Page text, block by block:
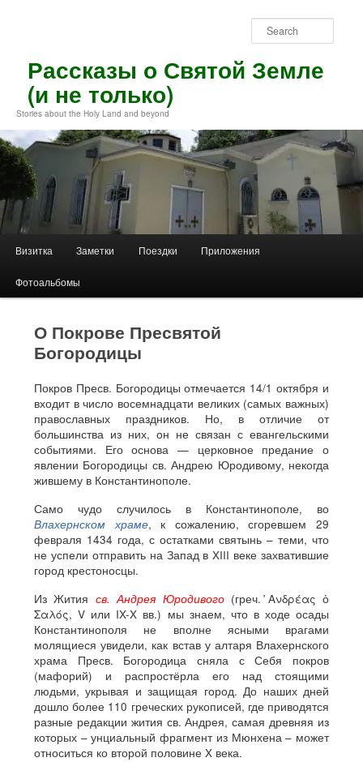
contentРассказы о Святой Земле
(и не только)
Stories about the Holy Land and beyond
menu
Визитка Заметки Поездки Приложения
Фотоальбомы
О Покрове Пресвятой
Богородицы
Покров Пресв. Богородицы отмечается 14/1 октября и
входит в число восемнадцати великих (самых важных)
православных праздников. Но, в отличие от
большинства из них, он не связан с евангельскими
событиями. Его основа — церковное предание о
явлении Богородицы св. Андрею Юродивому, некогда
жившему в Константинополе.
Само чудо случилось в Константинополе, во
Влахернском храме, к сожалению, сгоревшем 29
февраля 1434 года, с остатками святынь – теми, что
не успели отправить на Запад в XIII веке захватившие
город крестоносцы.
Из Жития св. Андрея Юродивого (греч. ̓Ανδρέας ὁ
Σαλός, V или IX-X вв.) мы знаем, что в ходе осады
Константинополя не вполне ясными врагами
молящиеся увидели, как встав у алтаря Влахернского
храма Пресв. Богородица сняла с Себя покров
(мафорий) и распростёрла его над стоящими
людьми, укрывая и защищая город. До наших дней
дошло более 110 греческих рукописей, где приводятся
разные редакции жития св. Андрея, самая древняя из
которых – унциальный фрагмент из Мюнхена – может
относиться ко второй половине X века.